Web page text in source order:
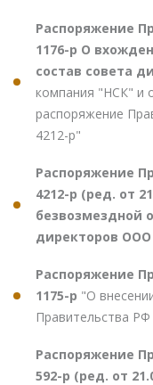
Распоряжение
1176-р О
состав совета
компания "НСК" и
распоряжение
4212-р"
Распоряжение
4212-р (ред. от
безвозмездной
директоров ООО
Распоряжение
1175-р "О
Правительства
Распоряжение
592-р (ред. от